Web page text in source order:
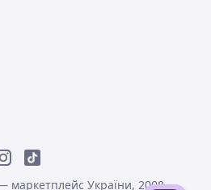
маркетплейс України, 2008-